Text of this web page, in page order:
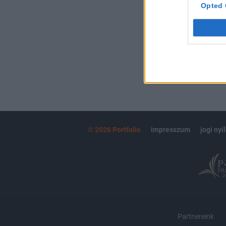
Opted
MÁR
© 2026 Portfolio impresszum jogi
Partnereink